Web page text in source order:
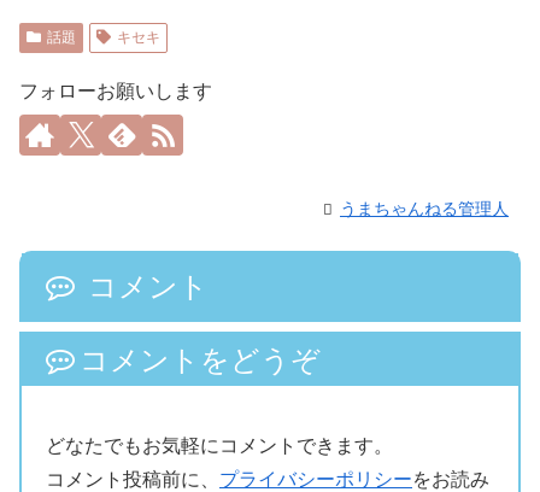
話題 キセキ
フォローお願いします
うまちゃんねる管理人
コメント
コメントをどうぞ
どなたでもお気軽にコメントできます。
コメント投稿前に、 プライバシーポリシーをお読み